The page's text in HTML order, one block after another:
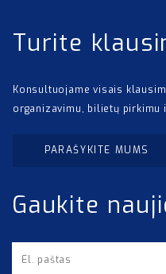
Turite
Konsultuojame visais
organizavimu, bilietų pirkimu
PARAŠYKITE MUMS
Gaukite